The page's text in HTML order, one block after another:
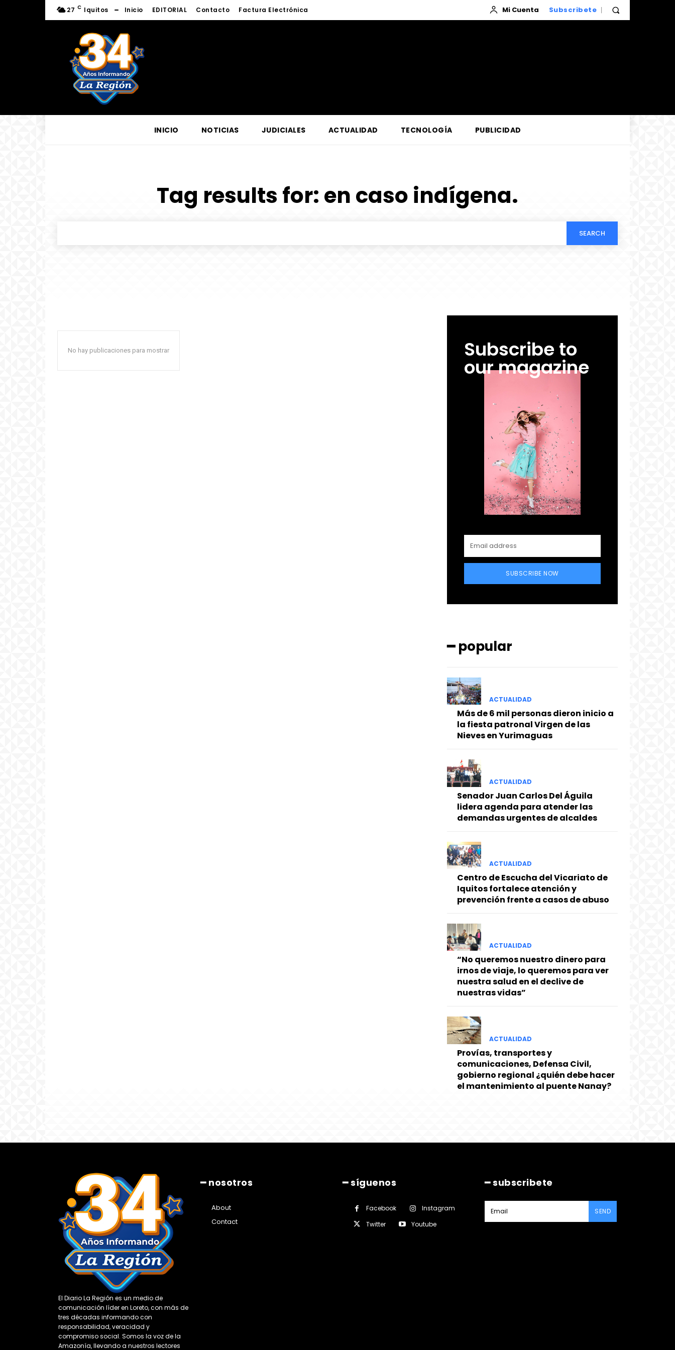
27 C Iquitos Inicio EDITORIAL Contacto Factura Electrónica Mi Cuenta Subscribete
INICIO NOTICIAS JUDICIALES ACTUALIDAD TECNOLOGÍA PUBLICIDAD
Tag results for: en caso indígena.
SEARCH
No hay publicaciones para mostrar Subscribe to
our magazine
SUBSCRIBE NOW
━ popular
ACTUALIDAD
Más de 6 mil personas dieron inicio a
la fiesta patronal Virgen de las
Nieves en Yurimaguas
ACTUALIDAD
Senador Juan Carlos Del Águila
lidera agenda para atender las
demandas urgentes de alcaldes
ACTUALIDAD
Centro de Escucha del Vicariato de
Iquitos fortalece atención y
prevención frente a casos de abuso
ACTUALIDAD
“No queremos nuestro dinero para
irnos de viaje, lo queremos para ver
nuestra salud en el declive de
nuestras vidas”
ACTUALIDAD
Provías, transportes y
comunicaciones, Defensa Civil,
gobierno regional ¿quién debe hacer
el mantenimiento al puente Nanay?
El Diario La Región es un medio de
comunicación líder en Loreto, con más de
tres décadas informando con
responsabilidad, veracidad y
compromiso social. Somos la voz de la
Amazonía, llevando a nuestros lectores
━ nosotros
About
Contact
━ síguenos
Facebook
Instagram
Twitter
Youtube
━ subscribete
SEND